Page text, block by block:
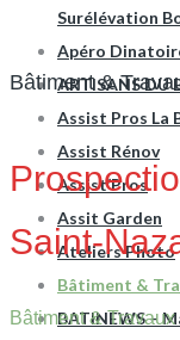
Surélévation
Apéro
ARTISANS DU
Assist Pros La
Assist Rénov
Assist’Pros
Assit Garden
Ateliers Photo
Bâtiment &
BATINEWS –
Bâtiment &
Saint-
Bâtiment &